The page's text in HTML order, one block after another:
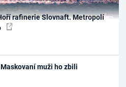
rafinerie Slovnaft. Metropolí
muži ho zbili